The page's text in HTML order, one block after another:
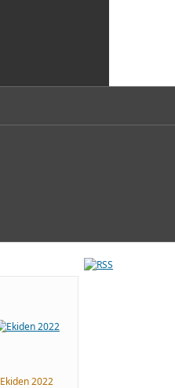
Ekiden 2022